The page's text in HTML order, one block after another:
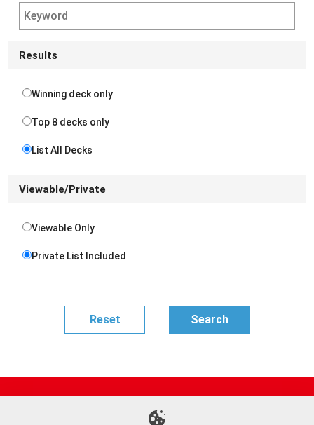
Results
Winning deck only
Top 8 decks only
List All Decks
Viewable/Private
Viewable Only
Private List Included